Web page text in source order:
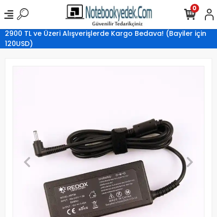
2900 TL ve Üzeri Alışverişlerde Kargo Bedava! (Bayiler için
120USD)
0